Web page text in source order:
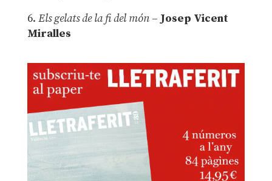
6. Els gelats de la fi del món – Josep Vicent
Miralles